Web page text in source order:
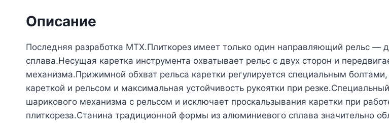
Описание
Последняя разработка МТХ.Плиткорез имеет только один направляющий рельс —
сплава.Несущая каретка инструмента охватывает рельс с двух сторон и
механизма.Прижимной обхват рельса каретки регулируется специальным
кареткой и рельсом и максимальная устойчивость рукоятки при
шарикового механизма с рельсом и исключает проскальзывания каретки при
плиткореза.Станина традиционной формы из алюминиевого сплава значительно